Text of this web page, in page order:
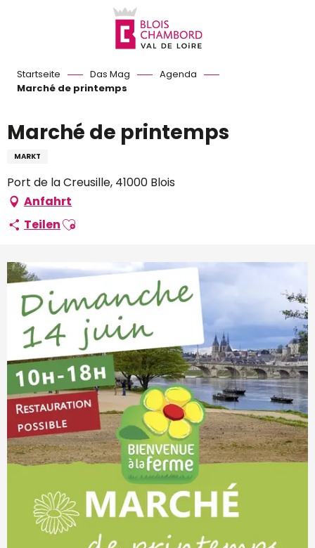
Startseite Das Mag
Agenda
Marché de printemps
Marché de printemps
MARKT
Port de la Creusille, 41000 Blois
Anfahrt
TeilenAjouter aux favoris